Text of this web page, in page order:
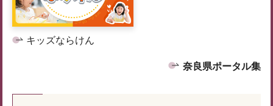
キッズならけん
奈良県ポータル集